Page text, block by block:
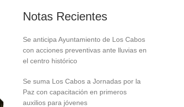
Notas Recientes
Se anticipa Ayuntamiento de Los Cabos
con acciones preventivas ante lluvias en
el centro histórico
Se suma Los Cabos a Jornadas por la
Paz con capacitación en primeros
auxilios para jóvenes